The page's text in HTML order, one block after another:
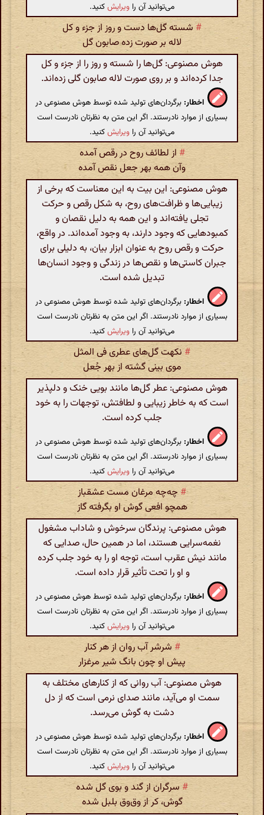
می‌توانید آن را ویرایشکنید.
# شسته گل‌ها دست‌ و روز از جزء و کل
لاله بر صورت زده صابون گل
هوش مصنوعی: گل‌ها را شسته و روز را از جزء و کل
جدا کرده‌اند و بر روی صورت لاله صابون گلی زده‌اند.
اخطار: برگردان‌های تولید شده توسط هوش مصنوعی در
بسیاری از موارد نادرستند. اگر این متن به نظرتان نادرست است
می‌توانید آن را ویرایشکنید.
# از لطائف روح در رقص آمده
وآن همه بهر جعل نقص آمده
هوش مصنوعی: این بیت به این معناست که برخی از
زیبایی‌ها و ظرافت‌های روح، به شکل رقص و حرکت
تجلی یافته‌اند و این همه به دلیل نقصان و
کمبودهایی که وجود دارند، به وجود آمده‌اند. در واقع،
حرکت و رقص روح به عنوان ابزار بیان، به دلیلی برای
جبران کاستی‌ها و نقص‌ها در زندگی و وجود انسان‌ها
تبدیل شده است.
اخطار: برگردان‌های تولید شده توسط هوش مصنوعی در
بسیاری از موارد نادرستند. اگر این متن به نظرتان نادرست است
می‌توانید آن را ویرایشکنید.
#نکهت گل‌های عطری فی المثل
موی بینی گشته از بهر جُعل
هوش مصنوعی: عطر گل‌ها مانند بویی خنک و دلپذیر
است که به خاطر زیبایی و لطافتش، توجهات را به خود
جلب کرده است.
اخطار: برگردان‌های تولید شده توسط هوش مصنوعی در
بسیاری از موارد نادرستند. اگر این متن به نظرتان نادرست است
می‌توانید آن را ویرایشکنید.
#چه‌چه مرغان مست عشقباز
همچو افعی گوش او بگرفته گاز
هوش مصنوعی: پرندگان سرخوش و شاداب مشغول
نغمه‌سرایی هستند، اما در همین حال، صدایی که
مانند نیش عقرب است، توجه او را به خود جلب کرده
و او را تحت تأثیر قرار داده است.
اخطار: برگردان‌های تولید شده توسط هوش مصنوعی در
بسیاری از موارد نادرستند. اگر این متن به نظرتان نادرست است
می‌توانید آن را ویرایشکنید.
# شرشر آب روان از هر کنار
پیش او چون بانگ شیر مرغزار
هوش مصنوعی: آب روانی که از کنارهای مختلف به
سمت او می‌آید، مانند صدای نرمی است که از دل
دشت به گوش می‌رسد.
اخطار: برگردان‌های تولید شده توسط هوش مصنوعی در
بسیاری از موارد نادرستند. اگر این متن به نظرتان نادرست است
می‌توانید آن را ویرایشکنید.
#سرگران از گند و بوی گل شده
گوش، کر از وق‌وق بلبل شده